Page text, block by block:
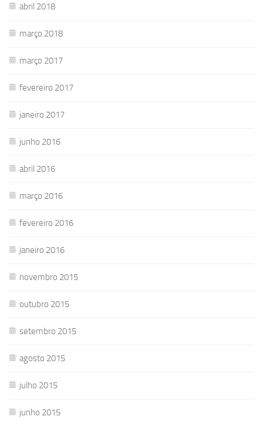
abril 2018
março 2018
março 2017
fevereiro 2017
janeiro 2017
junho 2016
abril 2016
março 2016
fevereiro 2016
janeiro 2016
novembro 2015
outubro 2015
setembro 2015
agosto 2015
julho 2015
junho 2015